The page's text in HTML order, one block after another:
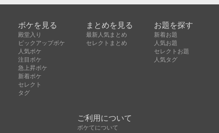
ボケを見る
殿堂入り
ピックアップボケ
人気ボケ
注目ボケ
急上昇ボケ
新着ボケ
セレクト
タグ
まとめを見る
最新人気まとめ
セレクトまとめ
お題を探す
新着お題
人気お題
セレクトお題
人気タグ
ご利用について
ボケてについて